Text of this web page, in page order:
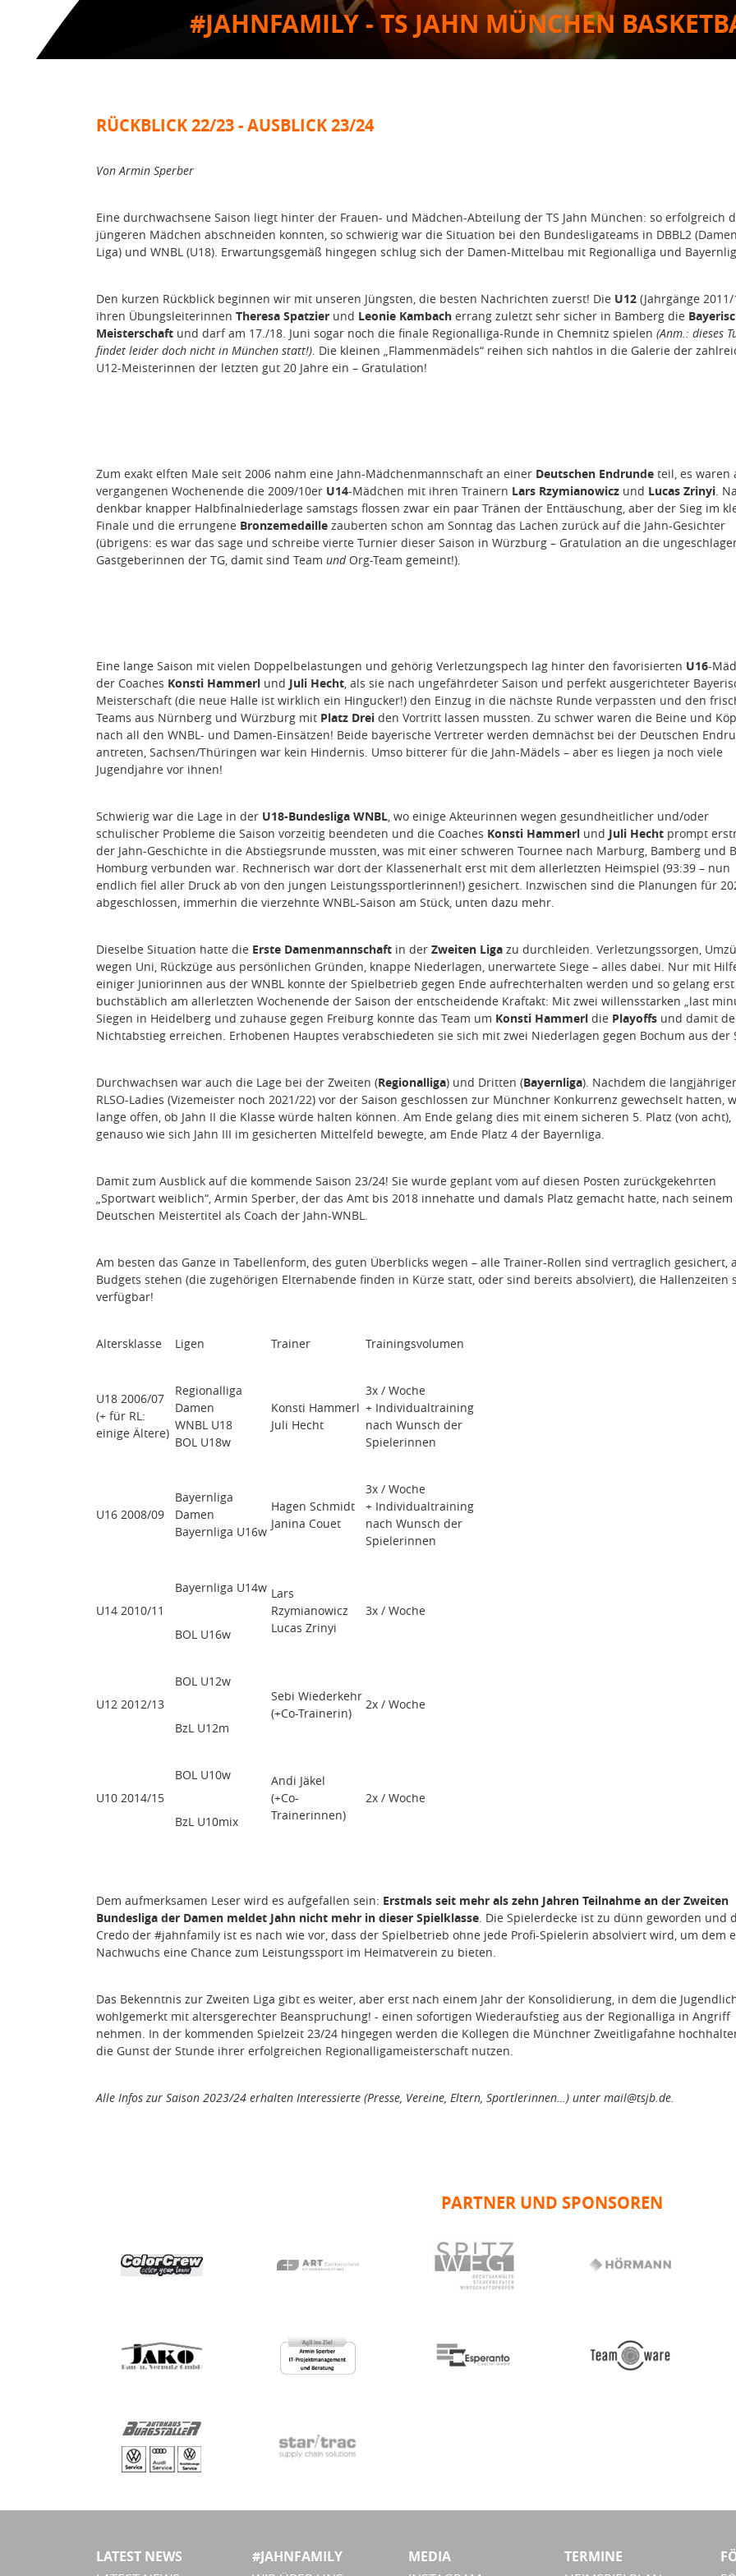
#JAHNFAMILY - TS JAHN MÜNCHEN
RÜCKBLICK 22/23 - AUSBLICK 23/24
Von Armin Sperber
Eine durchwachsene Saison liegt hinter der Frauen- und Mädchen-Abteilung der TS Jahn München: so erfolgreich
jüngeren Mädchen abschneiden konnten, so schwierig war die Situation bei den Bundesligateams in DBBL2
Liga) und WNBL (U18). Erwartungsgemäß hingegen schlug sich der Damen-Mittelbau mit Regionalliga und
Den kurzen Rückblick beginnen wir mit unseren Jüngsten, die besten Nachrichten zuerst! Die U12 (Jahrgänge
ihren Übungsleiterinnen Theresa Spatzier und Leonie Kambach errang zuletzt sehr sicher in Bamberg die
Meisterschaft und darf am 17./18. Juni sogar noch die finale Regionalliga-Runde in Chemnitz spielen (Anm.: dieses
findet leider doch nicht in München statt!). Die kleinen „Flammenmädels“ reihen sich nahtlos in die Galerie der
U12-Meisterinnen der letzten gut 20 Jahre ein – Gratulation!
Zum exakt elften Male seit 2006 nahm eine Jahn-Mädchenmannschaft an einer Deutschen Endrunde teil, es waren
vergangenen Wochenende die 2009/10er U14-Mädchen mit ihren Trainern Lars Rzymianowicz und Lucas Zrinyi.
denkbar knapper Halbfinalniederlage samstags flossen zwar ein paar Tränen der Enttäuschung, aber der Sieg im
Finale und die errungene Bronzemedaille zauberten schon am Sonntag das Lachen zurück auf die Jahn-Gesichter
(übrigens: es war das sage und schreibe vierte Turnier dieser Saison in Würzburg – Gratulation an die
Gastgeberinnen der TG, damit sind Team undOrg-Team gemeint!).
Eine lange Saison mit vielen Doppelbelastungen und gehörig Verletzungspech lag hinter den favorisierten U16-
der Coaches Konsti Hammerl und Juli Hecht, als sie nach ungefährdeter Saison und perfekt ausgerichteter
Meisterschaft (die neue Halle ist wirklich ein Hingucker!) den Einzug in die nächste Runde verpassten und den
Teams aus Nürnberg und Würzburg mit Platz Drei den Vortritt lassen mussten. Zu schwer waren die Beine und
nach all den WNBL- und Damen-Einsätzen! Beide bayerische Vertreter werden demnächst bei der Deutschen
antreten, Sachsen/Thüringen war kein Hindernis. Umso bitterer für die Jahn-Mädels – aber es liegen ja noch viele
Jugendjahre vor ihnen!
Schwierig war die Lage in der U18-Bundesliga WNBL, wo einige Akteurinnen wegen gesundheitlicher und/oder
schulischer Probleme die Saison vorzeitig beendeten und die Coaches Konsti Hammerl und Juli Hecht prompt
der Jahn-Geschichte in die Abstiegsrunde mussten, was mit einer schweren Tournee nach Marburg, Bamberg und
Homburg verbunden war. Rechnerisch war dort der Klassenerhalt erst mit dem allerletzten Heimspiel (93:39 – nun
endlich fiel aller Druck ab von den jungen Leistungssportlerinnen!) gesichert. Inzwischen sind die Planungen für
abgeschlossen, immerhin die vierzehnte WNBL-Saison am Stück, unten dazu mehr.
Dieselbe Situation hatte die Erste Damenmannschaft in der Zweiten Liga zu durchleiden. Verletzungssorgen,
wegen Uni, Rückzüge aus persönlichen Gründen, knappe Niederlagen, unerwartete Siege – alles dabei. Nur mit
einiger Juniorinnen aus der WNBL konnte der Spielbetrieb gegen Ende aufrechterhalten werden und so gelang erst
buchstäblich am allerletzten Wochenende der Saison der entscheidende Kraftakt: Mit zwei willensstarken „last
Siegen in Heidelberg und zuhause gegen Freiburg konnte das Team um Konsti Hammerl die Playoffs und damit
Nichtabstieg erreichen. Erhobenen Hauptes verabschiedeten sie sich mit zwei Niederlagen gegen Bochum aus der
Durchwachsen war auch die Lage bei der Zweiten (Regionalliga) und Dritten (Bayernliga). Nachdem die
RLSO-Ladies (Vizemeister noch 2021/22) vor der Saison geschlossen zur Münchner Konkurrenz gewechselt hatten,
lange offen, ob Jahn II die Klasse würde halten können. Am Ende gelang dies mit einem sicheren 5. Platz (von acht),
genauso wie sich Jahn III im gesicherten Mittelfeld bewegte, am Ende Platz 4 der Bayernliga.
Damit zum Ausblick auf die kommende Saison 23/24! Sie wurde geplant vom auf diesen Posten zurückgekehrten
„Sportwart weiblich“, Armin Sperber, der das Amt bis 2018 innehatte und damals Platz gemacht hatte, nach seinem
Deutschen Meistertitel als Coach der Jahn-WNBL.
Am besten das Ganze in Tabellenform, des guten Überblicks wegen – alle Trainer-Rollen sind vertraglich gesichert,
Budgets stehen (die zugehörigen Elternabende finden in Kürze statt, oder sind bereits absolviert), die Hallenzeiten
verfügbar!
Altersklasse Ligen Trainer Trainingsvolumen
U18 2006/07
(+ für RL:
einige Ältere)
Regionalliga
Damen
WNBL U18
BOL U18w
Konsti Hammerl
Juli Hecht
3x / Woche
+ Individualtraining
nach Wunsch der
Spielerinnen
U16 2008/09
Bayernliga
Damen
Bayernliga U16w
Hagen Schmidt
Janina Couet
3x / Woche
+ Individualtraining
nach Wunsch der
Spielerinnen
U14 2010/11
Bayernliga U14w
BOL U16w
Lars
Rzymianowicz
Lucas Zrinyi
3x / Woche
U12 2012/13
BOL U12w
BzL U12m
Sebi Wiederkehr
(+Co-Trainerin)
2x / Woche
U10 2014/15
BOL U10w
BzL U10mix
Andi Jäkel
(+Co-
Trainerinnen)
2x / Woche
Dem aufmerksamen Leser wird es aufgefallen sein: Erstmals seit mehr als zehn Jahren Teilnahme an der Zweiten
Bundesliga der Damen meldet Jahn nicht mehr in dieser Spielklasse. Die Spielerdecke ist zu dünn geworden und
Credo der #jahnfamily ist es nach wie vor, dass der Spielbetrieb ohne jede Profi-Spielerin absolviert wird, um dem
Nachwuchs eine Chance zum Leistungssport im Heimatverein zu bieten.
Das Bekenntnis zur Zweiten Liga gibt es weiter, aber erst nach einem Jahr der Konsolidierung, in dem die
wohlgemerkt mit altersgerechter Beanspruchung! - einen sofortigen Wiederaufstieg aus der Regionalliga in Angriff
nehmen. In der kommenden Spielzeit 23/24 hingegen werden die Kollegen die Münchner Zweitligafahne
die Gunst der Stunde ihrer erfolgreichen Regionalligameisterschaft nutzen.
Alle Infos zur Saison 2023/24 erhalten Interessierte (Presse, Vereine, Eltern, Sportlerinnen…) unter mail@tsjb.de.
PARTNER UND SPONSOREN
LATEST NEWS
#JAHNFAMILY
MEDIA
TERMINE